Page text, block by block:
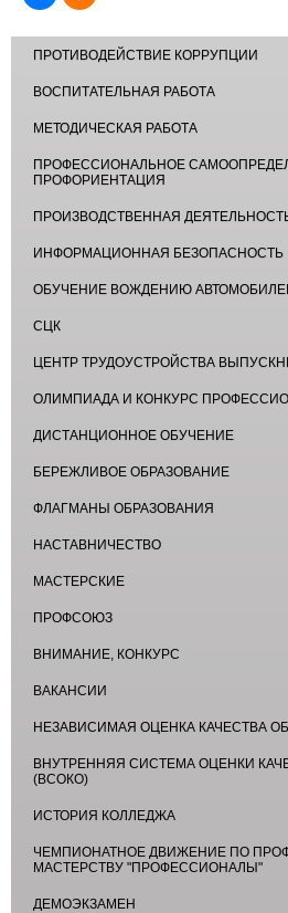
ПРОТИВОДЕЙСТВИЕ КОРРУПЦИИ
ВОСПИТАТЕЛЬНАЯ РАБОТА
МЕТОДИЧЕСКАЯ РАБОТА
ПРОФЕССИОНАЛЬНОЕ
ПРОФОРИЕНТАЦИЯ
ПРОИЗВОДСТВЕННАЯ
ИНФОРМАЦИОННАЯ БЕЗОПАСНОСТЬ
ОБУЧЕНИЕ ВОЖДЕНИЮ
СЦК
ЦЕНТР ТРУДОУСТРОЙСТВА
ОЛИМПИАДА И КОНКУРС
ДИСТАНЦИОННОЕ ОБУЧЕНИЕ
БЕРЕЖЛИВОЕ ОБРАЗОВАНИЕ
ФЛАГМАНЫ ОБРАЗОВАНИЯ
НАСТАВНИЧЕСТВО
МАСТЕРСКИЕ
ПРОФСОЮЗ
ВНИМАНИЕ, КОНКУРС
ВАКАНСИИ
НЕЗАВИСИМАЯ ОЦЕНКА КАЧЕСТВА
ВНУТРЕННЯЯ СИСТЕМА ОЦЕНКИ
(ВСОКО)
ИСТОРИЯ КОЛЛЕДЖА
ЧЕМПИОНАТНОЕ ДВИЖЕНИЕ ПО
МАСТЕРСТВУ "ПРОФЕССИОНАЛЫ"
ДЕМОЭКЗАМЕН